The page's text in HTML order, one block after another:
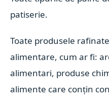
patiserie.
Toate produsele
alimentare, cum ar fi:
alimentari, produse
alimente care conțin